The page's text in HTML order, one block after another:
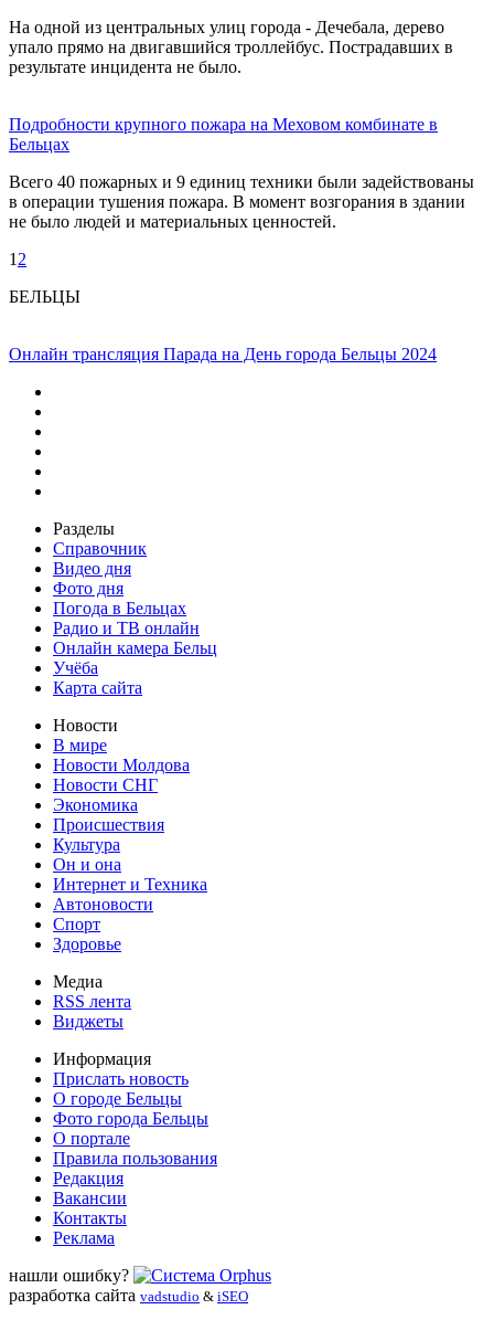
На одной из центральных улиц города - Дечебала, дерево
упало прямо на двигавшийся троллейбус. Пострадавших в
результате инцидента не было.
Подробности крупного пожара на Меховом комбинате в
Бельцах
Всего 40 пожарных и 9 единиц техники были задействованы
в операции тушения пожара. В момент возгорания в здании
не было людей и материальных ценностей.
1 2
БЕЛЬЦЫ
Онлайн трансляция Парада на День города Бельцы 2024
Разделы
Справочник
Видео дня
Фото дня
Погода в Бельцах
Радио и ТВ онлайн
Онлайн камера Бельц
Учёба
Карта сайта
Новости
В мире
Новости Молдова
Новости СНГ
Экономика
Происшествия
Культура
Он и она
Интернет и Техника
Автоновости
Спорт
Здоровье
Медиа
RSS лента
Виджеты
Информация
Прислать новость
О городе Бельцы
Фото города Бельцы
О портале
Правила пользования
Редакция
Вакансии
Контакты
Реклама
нашли ошибку?
разработка сайта vadstudio & iSEO